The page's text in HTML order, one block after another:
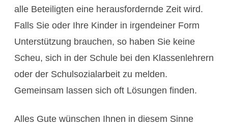
alle Beteiligten eine herausfordernde Zeit wird.
Falls Sie oder Ihre Kinder in irgendeiner Form
Unterstützung brauchen, so haben Sie keine
Scheu, sich in der Schule bei den Klassenlehrern
oder der Schulsozialarbeit zu melden.
Gemeinsam lassen sich oft Lösungen finden.
Alles Gute wünschen Ihnen in diesem Sinne